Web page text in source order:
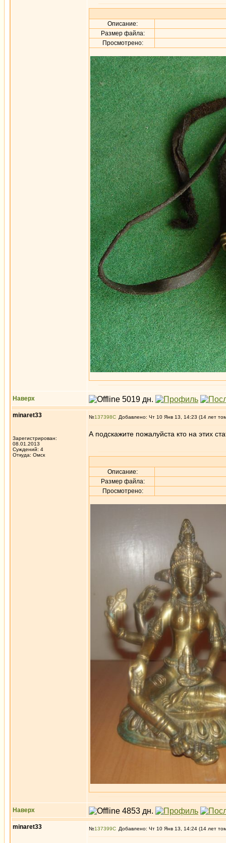
Описание:
Размер файла:
Просмотрено:
Наверх
minaret33
Зарегистрирован:
08.01.2013
Суждений: 4
Откуда: Омск
№137398 Добавлено: Чт 10 Янв 13, 14:23 (14 лет
А подскажите пожалуйста кто на этих
Описание:
Размер файла:
Просмотрено:
Наверх
minaret33 №137399 Добавлено: Чт 10 Янв 13, 14:24 (14 лет